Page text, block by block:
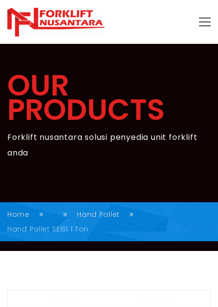
OUR
PRODUCTS
Forklift nusantara solusi penyedia unit forklift
anda
Home
Hand Pallet
Hand Pallet SEISI 1 Ton